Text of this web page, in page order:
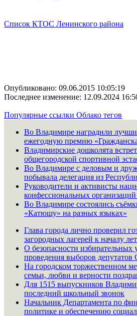
Список КТОС Ленинского района
Опубликовано: 09.06.2015 10:05:19
Последнее изменение: 12.09.2024
Популярные ссылки Облако тегов
Во Владимире наградили
ежегодную премию
Владимирские дошколята
общегородской спортивной
Во Владимире с деловым и
побывала делегация из
Руководители и активисты
конфессиональных
Во Владимире состоялись
«Катюшу» на разных языках»
Глава города лично проверил
загородных лагерей к началу
О безопасности избирательных
проведения выборов депутатов
На городском торжественном
семьи, любви и верности
Для 1515 выпускников
последний школьный звонок
Начальник Департамента по
политике и обеспечению